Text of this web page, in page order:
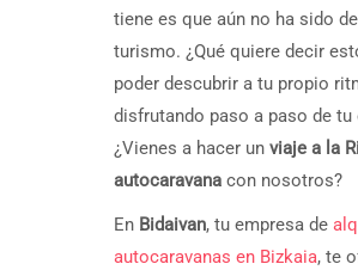
tiene es que aún no ha sido
turismo. ¿Qué quiere decir
poder descubrir a tu propio
disfrutando paso a paso de tu
¿Vienes a hacer un viaje a la
autocaravana con nosotros?
En Bidaivan, tu empresa de
autocaravanas en Bizkaia, te